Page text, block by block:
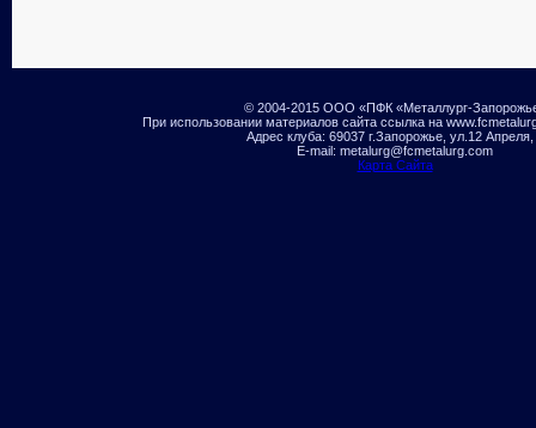
© 2004-2015 ООО «ПФК «Металлург-
При использовании материалов сайта ссылка на
Адрес клуба: 69037 г.Запорожье, ул.12 Апреля,
E-mail: metalurg@fcmetalurg.com
Карта Сайта